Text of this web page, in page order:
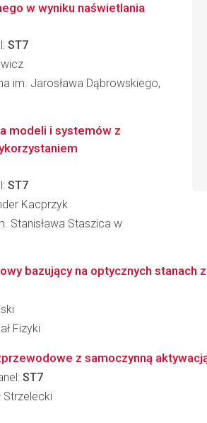
w wyniku naświetlania
ST7
im. Jarosława Dąbrowskiego,
modeli i systemów z
ST7
Kacprzyk
Stanisława Staszica w
bazujący na optycznych stanach
Fizyki
z samoczynną
ST7
Strzelecki